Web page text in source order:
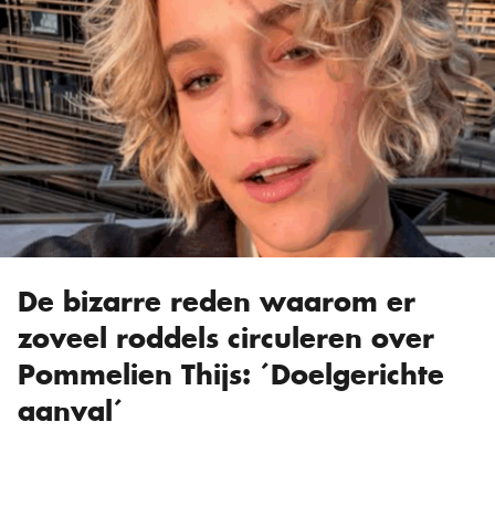
De bizarre reden waarom er
zoveel roddels circuleren over
Pommelien Thijs: ´Doelgerichte
aanval´